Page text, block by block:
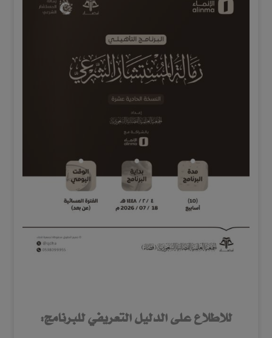
للاطلاع على الدليل التعريفي للبرنامج: